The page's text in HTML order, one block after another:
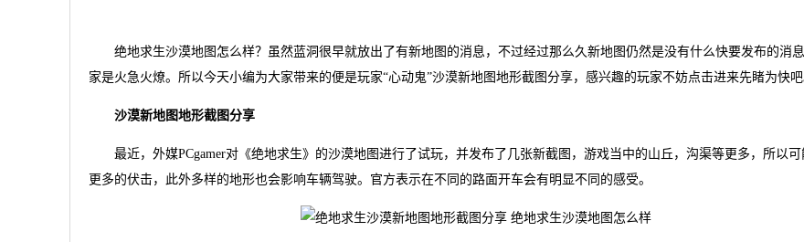
绝地求生沙漠地图怎么样？虽然蓝洞很早就放出了有新地图的消息，不过经过那么久新地图仍然是没有什么快要发布的消
家是火急火燎。所以今天小编为大家带来的便是玩家“心动鬼”沙漠新地图地形截图分享，感兴趣的玩家不妨点击进来先睹为快吧
沙漠新地图地形截图分享
最近，外媒PCgamer对《绝地求生》的沙漠地图进行了试玩，并发布了几张新截图，游戏当中的山丘，沟渠等更多，所以可
更多的伏击，此外多样的地形也会影响车辆驾驶。官方表示在不同的路面开车会有明显不同的感受。